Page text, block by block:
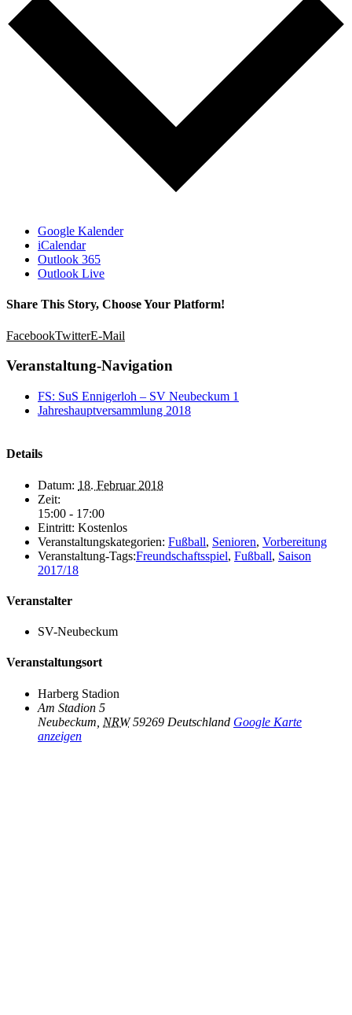
Google Kalender
iCalendar
Outlook 365
Outlook Live
Share This Story, Choose Your Platform!
FacebookTwitterE-Mail
Veranstaltung-Navigation
FS: SuS Ennigerloh – SV Neubeckum 1
Jahreshauptversammlung 2018
Details
Datum: 18. Februar 2018
Zeit:
15:00 - 17:00
Eintritt: Kostenlos
Veranstaltungskategorien: Fußball, Senioren, Vorbereitung
Veranstaltung-Tags:Freundschaftsspiel, Fußball, Saison
2017/18
Veranstalter
SV-Neubeckum
Veranstaltungsort
Harberg Stadion
Am Stadion 5
Neubeckum NRW 59269 Deutschland Google Karte
anzeigen